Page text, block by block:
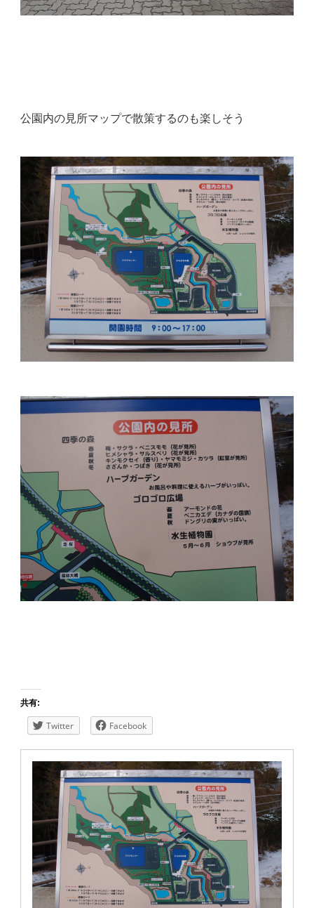
公園内の見所マップで散策するのも楽しそう
共有:
Twitter Facebook